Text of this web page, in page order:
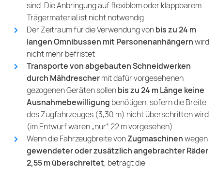
sind. Die Anbringung auf flexiblem oder klappbarem
Trägermaterial ist nicht notwendig
Der Zeitraum für die Verwendung vonbis zu 24 m
langen Omnibussen mit Personenanhängernwird
nicht mehr befristet
Transporte von abgebauten Schneidwerken
durch Mähdreschermit dafür vorgesehenen
gezogenen Geräten sollenbis zu 24 m Länge keine
Ausnahmebewilligung benötigen, sofern die Breite
des Zugfahrzeuges (3,30 m) nicht überschritten wird
(im Entwurf waren „nur“ 22 m vorgesehen)
Wenn die Fahrzeugbreite vonZugmaschinenwegen
gewendeter oder zusätzlich angebrachter Räder
2,55 m überschreitet, beträgt die